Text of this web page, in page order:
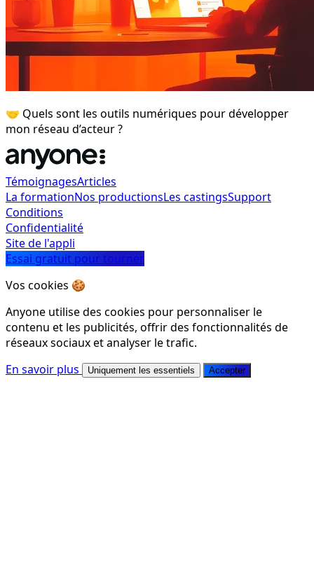
🤝 Quels sont les outils numériques pour développer
mon réseau d’acteur ?
TémoignagesArticles
La formationNos productionsLes castingsSupport
Conditions
Confidentialité
Site de l'appli
Essai gratuit pour tourner
Vos cookies 🍪
Anyone utilise des cookies pour personnaliser le
contenu et les publicités, offrir des fonctionnalités de
réseaux sociaux et analyser le trafic.
En savoir plus
Uniquement les essentiels Accepter